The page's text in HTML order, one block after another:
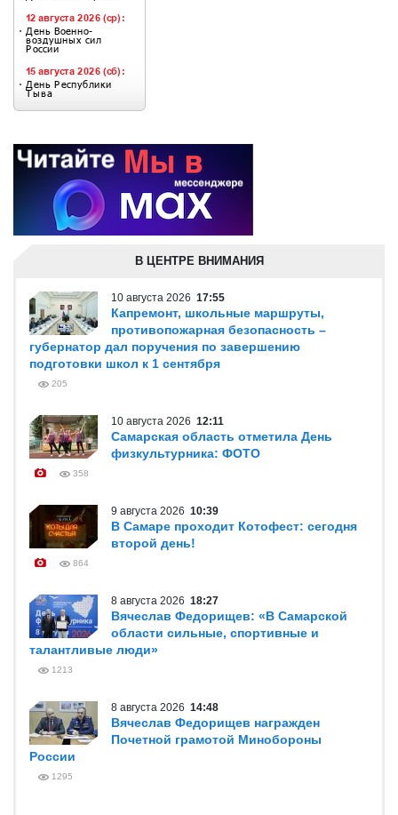
В ЦЕНТРЕ ВНИМАНИЯ
10 августа 2026 17:55
Капремонт, школьные маршруты,
противопожарная безопасность –
губернатор дал поручения по завершению
подготовки школ к 1 сентября
205
10 августа 2026 12:11
Самарская область отметила День
физкультурника: ФОТО
358
9 августа 2026 10:39
В Самаре проходит Котофест: сегодня
второй день!
864
8 августа 2026 18:27
Вячеслав Федорищев: «В Самарской
области сильные, спортивные и
талантливые люди»
1213
8 августа 2026 14:48
Вячеслав Федорищев награжден
Почетной грамотой Минобороны
России
1295